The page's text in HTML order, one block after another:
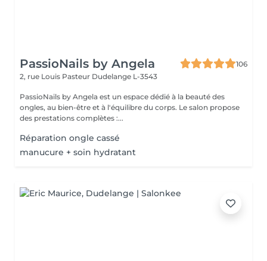
PassioNails by Angela
106
2, rue Louis Pasteur Dudelange L-3543
PassioNails by Angela est un espace dédié à la beauté des
ongles, au bien-être et à l'équilibre du corps. Le salon propose
des prestations complètes :...
Réparation ongle cassé
manucure + soin hydratant